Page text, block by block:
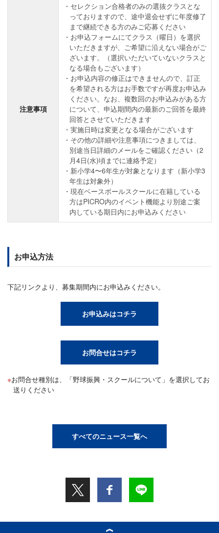
注意事項
セレクション合格者のみの選抜クラスとな
っておりますので、途中退会せずに年度修了
まで継続できる方のみご応募ください
お申込フォームにてクラス（曜日）を選択
いただきますが、ご希望に沿えない場合がご
ざいます。（選択いただいていないクラスと
なる場合もございます）
お申込内容の修正はできませんので、訂正
を希望される方はお手数ですが再度お申込み
ください。なお、複数回のお申込みがある方
について、申込期間内の最新のご回答を最終
回答とさせていただきます
実施日時は変更となる場合がございます
その他の詳細や注意事項につきましては、
別途当日詳細のメールをご確認ください（2
月4日(水)頃までに連絡予定）
新小学4〜6年生が対象となります（新小学3
年生は対象外）
現在ベースボールスクールに在籍している
方はPICRO内のイベント機能より別途ご案
内している期日内にお申込みください
お申込方法
下記リンクより、募集期間内にお申込みください。
お申込みはコチラ
お問合せはコチラ
お問合せ種別は、「野球振興・スクールについて」を選択してお
送りください
すべてのニュース一覧へ